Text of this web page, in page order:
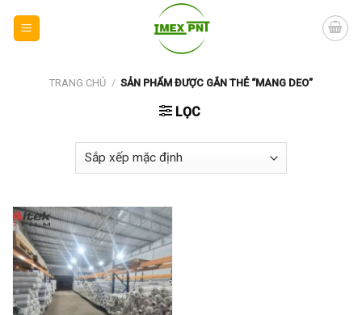
TRANG CHỦ / SẢN PHẨM ĐƯỢC GẮN THẺ “MANG DEO”
LỌC